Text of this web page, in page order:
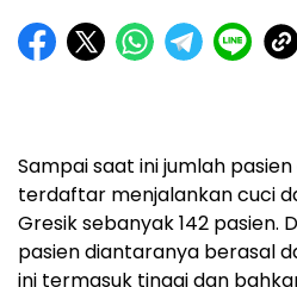
Sampai saat ini jumlah
terdaftar menjalankan cuci
Gresik sebanyak 142 pasien.
pasien diantaranya berasal
ini termasuk tinggi dan